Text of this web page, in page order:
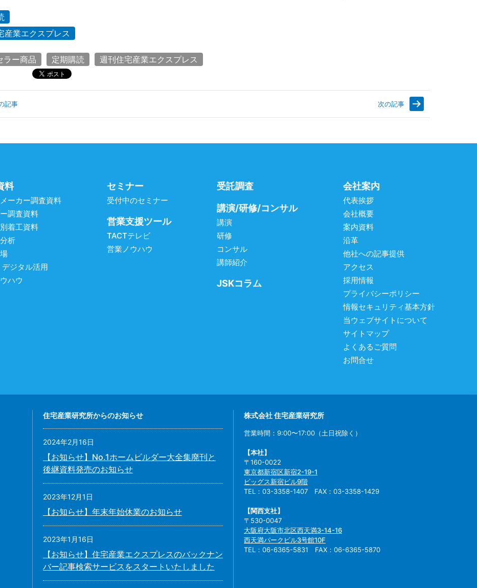
産業エクスプレス
ラー商品 定期購読 週刊住宅産業エクスプレス
記事 次の記事
料
ーカー調査資料
調査資料
着工資料
析
ジタル活用
ハウ
セミナー
受付中のセミナー
営業支援ツール
TACTテレビ
営業ノウハウ
受託調査
講演/研修/コンサル
講演
研修
コンサル
講師紹介
JSKコラム
会社案内
代表挨拶
会社概要
案内資料
沿革
他社への記事提供
アクセス
採用情報
プライバシーポリシー
情報セキュリティ基本方針
当ウェブサイトについて
サイトマップ
よくあるご質問
お問合せ
住宅産業研究所からのお知らせ
2024年2月16日
【お知らせ】No.1ホームビルダー大全集廃刊と
後継資料発売のお知らせ
2023年12月1日
【お知らせ】年末年始休業のお知らせ
2023年1月16日
【お知らせ】住宅産業エクスプレスのバックナン
バー記事検索サービスをスタートいたしました
株式会社 住宅産業研究所
営業時間：9:00〜17:00（土日祝除く）
【本社】
〒160-0022
東京都新宿区新宿2-19-1
ビッグス新宿ビル9階
TEL：03-3358-1407 FAX：03-3358-1429
【関西支社】
〒530-0047
大阪府大阪市北区西天満3-14-16
西天満パークビル3号館10F
TEL：06-6365-5831 FAX：06-6365-5870